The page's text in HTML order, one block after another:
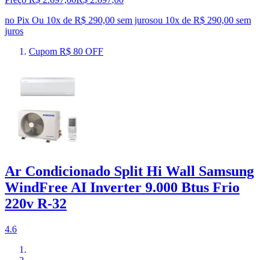
no Pix Ou 10x de R$ 290,00 sem jurosou 10x de R$ 290,00 sem
juros
Cupom R$ 80 OFF
Ar Condicionado Split Hi Wall Samsung
WindFree AI Inverter 9.000 Btus Frio
220v R-32
4.6